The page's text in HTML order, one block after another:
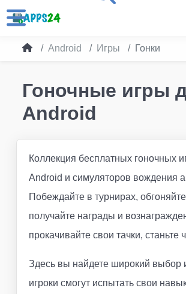
Android Игры Гонки
Гоночные игры
Android
Коллекция бесплатных гоночных
Android и симуляторов вождения
Побеждайте в турнирах,
получайте награды и
прокачивайте свои тачки, станьте
Здесь вы найдете широкий выбор
игроки смогут испытать свои